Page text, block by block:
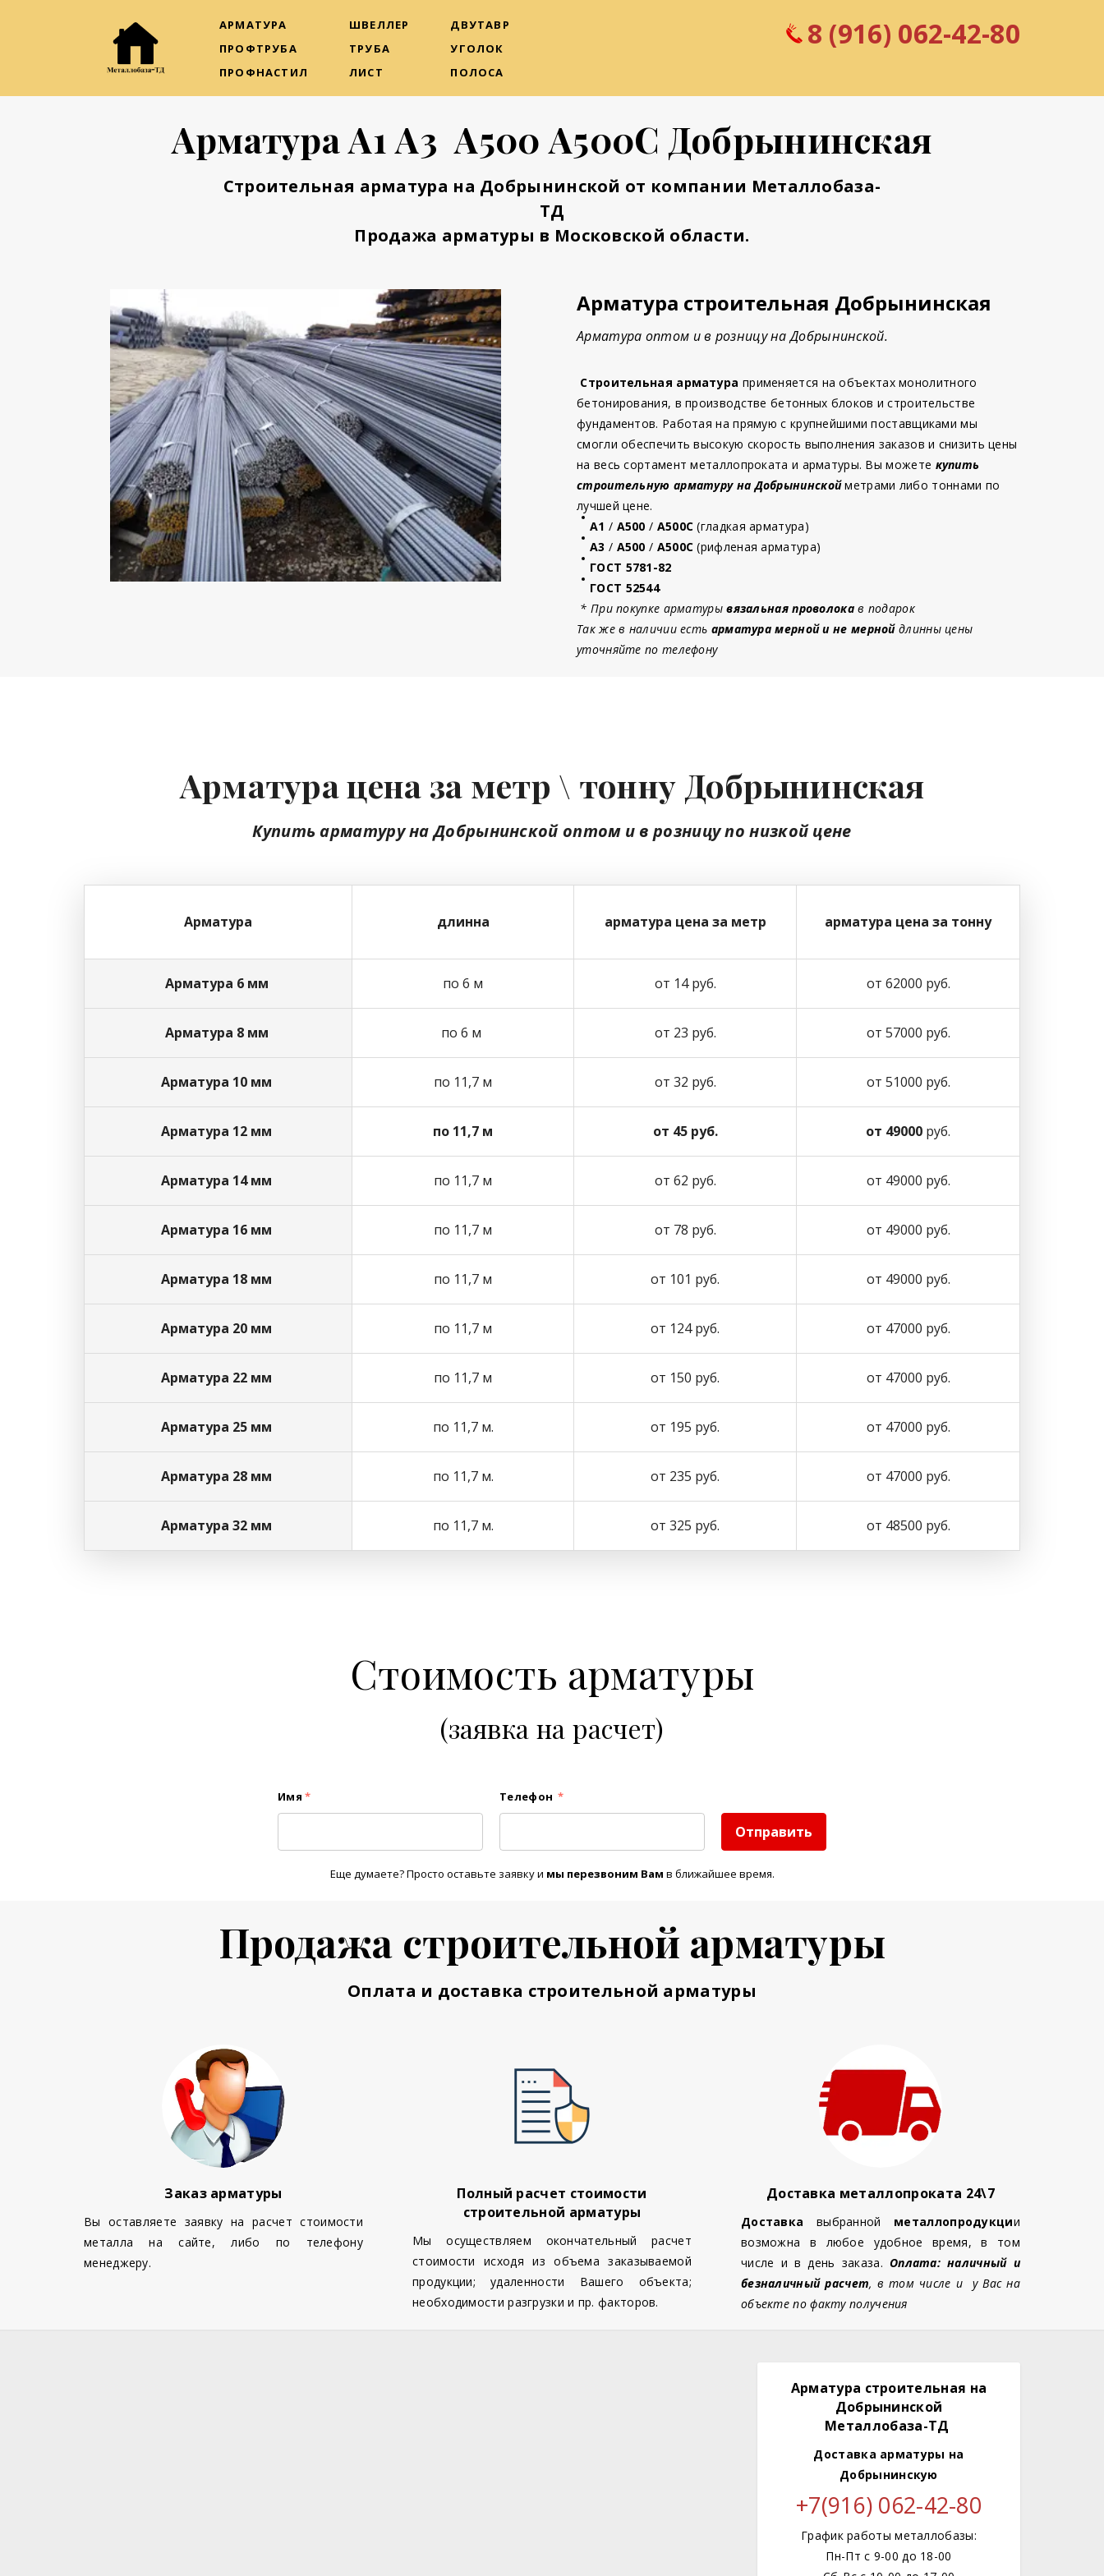
АРМАТУРА
ПРОФТРУБА
ПРОФНАСТИЛ
ШВЕЛЛЕР
ТРУБА
ЛИСТ
ДВУТАВР
УГОЛОК
ПОЛОСА
8 (916) 062-42-80
Арматура А1 А3 А500 А500С Добрынинская
Строительная арматура на Добрынинской от компании Металлобаза-
ТД
Продажа арматуры в Московской области.
Арматура строительная Добрынинская
Арматура оптом и в розницу на Добрынинской.
Строительная арматура применяется на объектах монолитного
бетонирования, в производстве бетонных блоков и строительстве
фундаментов. Работая на прямую с крупнейшими поставщиками мы
смогли обеспечить высокую скорость выполнения заказов и снизить цены
на весь сортамент металлопроката и арматуры. Вы можете купить
строительную арматуру на Добрынинскойметрами либо тоннами по
лучшей цене.
А1 / А500 / А500С (гладкая арматура)
А3 / А500 / А500С (рифленая арматура)
ГОСТ 5781-82
ГОСТ 52544
* При покупке арматурывязальная проволокав подарок
Так же в наличии есть арматура мерной и не мернойдлинны цены
уточняйте по телефону
Арматура цена за метр \ тонну Добрынинская
Купить арматуру на Добрынинской оптоми в розницупо низкой цене
Арматура длинна арматура цена за метр арматура цена за тонну
Арматура 6 мм по 6 м от 14 руб. от 62000 руб.
Арматура 8 мм по 6 м от 23 руб. от 57000 руб.
Арматура 10 мм по 11,7 м от 32 руб. от 51000 руб.
Арматура 12 мм по 11,7 м от 45 руб. от 49000 руб.
Арматура 14 мм по 11,7 м от 62 руб. от 49000 руб.
Арматура 16 мм по 11,7 м от 78 руб. от 49000 руб.
Арматура 18 мм по 11,7 м от 101 руб. от 49000 руб.
Арматура 20 мм по 11,7 м от 124 руб. от 47000 руб.
Арматура 22 мм по 11,7 м от 150 руб. от 47000 руб.
Арматура 25 мм по 11,7 м. от 195 руб. от 47000 руб.
Арматура 28 мм по 11,7 м. от 235 руб. от 47000 руб.
Арматура 32 мм по 11,7 м. от 325 руб. от 48500 руб.
Стоимость арматуры
(заявка на расчет)
Имя * Телефон *
Отправить
Еще думаете? Просто оставьте заявку и мы перезвоним Вам в ближайшее время.
Продажа строительной арматуры
Оплата и доставка строительной арматуры
Заказ арматуры
Вы оставляете заявку на расчет стоимости
металла на сайте, либо по телефону
менеджеру.
Полный расчет стоимости
строительной арматуры
Мы осуществляем окончательный расчет
стоимости исходя из объема заказываемой
продукции; удаленности Вашего объекта;
необходимости разгрузки и пр. факторов.
Доставка металлопроката 24\7
Доставка выбранной металлопродукции
возможна в любое удобное время, в том
числе и в день заказа. Оплата: наличный и
безналичный расчет, в том числе и у Вас на
объекте по факту получения
Арматура строительная на
Добрынинской
Металлобаза-ТД
Доставка арматуры на
Добрынинскую
+7(916) 062-42-80
График работы металлобазы:
Пн-Пт с 9-00 до 18-00